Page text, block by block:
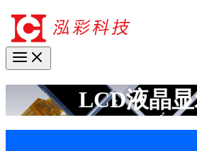
LCD液晶